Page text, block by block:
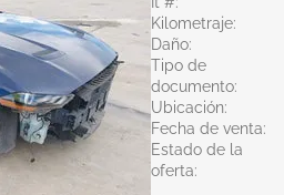
Kilometraje:
Daño:
Tipo de
documento:
Ubicación:
Fecha de venta:
Estado de la
oferta: